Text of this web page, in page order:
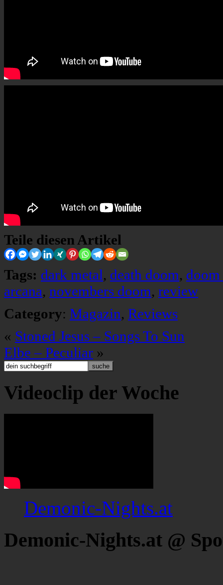
Teile diesen Artikel
Tags: dark metal, death doom,
arcana, novembers doom, review
Category: Magazin, Reviews
« Stoned Jesus – Songs To Sun
Elbe – Peculiar »
Videoclip der Woche
Demonic-Nights.at
Demonic-Nights.at @